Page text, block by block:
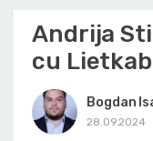
Andrija
cu
Bogdan
28.09.2024